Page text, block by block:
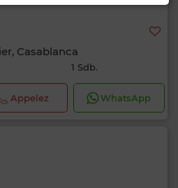
Casablanca
1 Sdb.
Appelez WhatsApp